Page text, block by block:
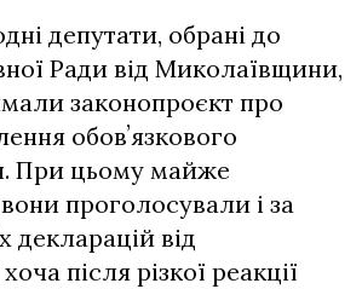
депутати, обрані до
Ради від Миколаївщини,
законопроєкт про
обовʼязкового
При цьому майже
проголосували і за
декларацій від
після різкої реакції